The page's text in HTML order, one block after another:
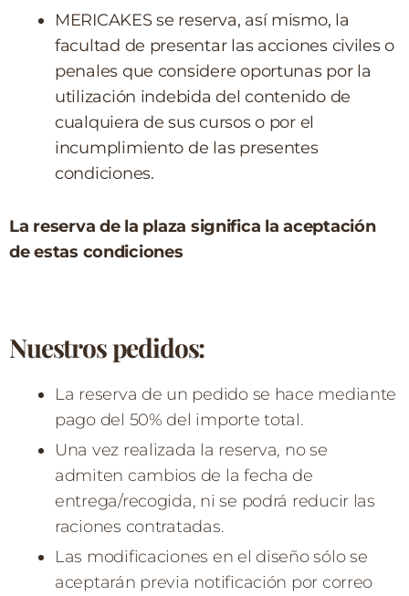
MERICAKES se reserva, así mismo, la
facultad de presentar las acciones civiles o
penales que considere oportunas por la
utilización indebida del contenido de
cualquiera de sus cursos o por el
incumplimiento de las presentes
condiciones.
La reserva de la plaza significa la aceptación
de estas condiciones
Nuestros pedidos:
La reserva de un pedido se hace mediante
pago del 50% del importe total.
Una vez realizada la reserva, no se
admiten cambios de la fecha de
entrega/recogida, ni se podrá reducir las
raciones contratadas.
Las modificaciones en el diseño sólo se
aceptarán previa notificación por correo